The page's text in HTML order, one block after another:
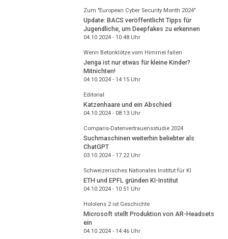
Zum "European Cyber Security Month 2024"
Update: BACS veröffentlicht Tipps für
Jugendliche, um Deepfakes zu erkennen
04.10.2024 - 10:48Uhr
Wenn Betonklötze vom Himmel fallen
Jenga ist nur etwas für kleine Kinder?
Mitnichten!
04.10.2024 - 14:15Uhr
Editorial
Katzenhaare und ein Abschied
04.10.2024 - 08:13Uhr
Comparis-Datenvertrauensstudie 2024
Suchmaschinen weiterhin beliebter als
ChatGPT
03.10.2024 - 17:22Uhr
Schweizerisches Nationales Institut für KI
ETH und EPFL gründen KI-Institut
04.10.2024 - 10:51 Uhr
Hololens 2 ist Geschichte
Microsoft stellt Produktion von AR-Headsets
ein
04.10.2024 - 14:46Uhr